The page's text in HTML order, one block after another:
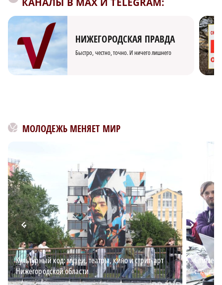
НИЖЕГОРОДСКАЯ ПРАВДА
Быстро, честно, точно. И ничего лишнего
МОЛОДЕЖЬ МЕНЯЕТ МИР
Культурный код: музеи, театры, кино и стрит-арт
Нижегородской области
Самые